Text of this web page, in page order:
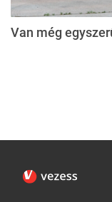
Van még